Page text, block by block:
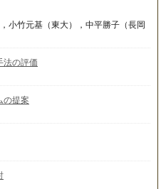
小竹元基（東大），中平勝子（長岡
法の評価
の提案